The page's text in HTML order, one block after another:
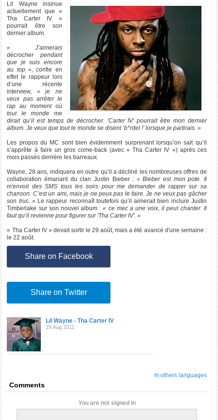
Lil Wayne insinue
actuellement que «
Tha Carter IV »
pourrait être son
dernier album.
« J’aimerais
décrocher pendant
que je suis encore
au top », confie en
effet le rappeur lors
d’une récente
interview, « je ne
veux pas arrêter le
rap au moment où
tout le monde me
dirait qu’il est temps de décrocher. 'Carter IV' pourrait être mon dernier
album. Je veux que tout le monde se disent ‘b*rdel !’ lorsque je partirais. »
Les propos du MC sont bien évidemment surprenant lorsqu’on sait qu’il
s’apprête à faire un gros come-back (avec « Tha Carter IV ») après ces
mois passés derrière les barreaux.
Wayne, 28 ans, indiquera en outre qu’il a décliné les nombreuses offres de
collaboration émanant du clan Justin Bieber : « Bieber est mon pote. Il
m'envoit des SMS tous les soirs pour me demander de rapper sur sa
chanson. C’est un ami, mais je ne peux pas le faire. Je ne veux pas gâcher
son truc. » Le rappeur reconnaît toutefois qu’il aimerait bien inclure Justin
Timberlake sur son nouvel album : « ce mec a une voix, il peut chanter. Il
faut qu’il revienne pour figurer sur 'Tha Carter IV'. »
« Tha Carter IV » devait sortir le 29 août, mais a été avancé d'une semaine :
le 22 août.
Share on Facebook
Share on Twitter
Lil Wayne - Tha Carter IV
29 Aug 2011
In others languages
Comments
You are not signed in